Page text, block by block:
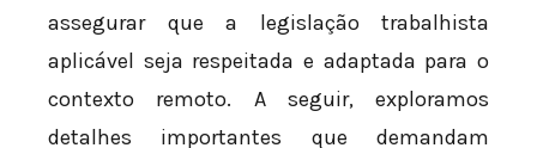
assegurar que a legislação trabalhista
aplicável seja respeitada e adaptada para o
contexto remoto. A seguir, exploramos
detalhes importantes que demandam